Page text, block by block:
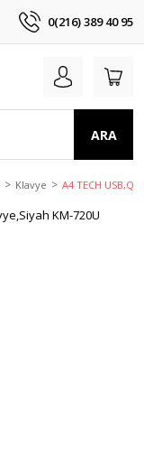
0(216) 389 40 95
ARA
Klavye A4 TECH USB,Q